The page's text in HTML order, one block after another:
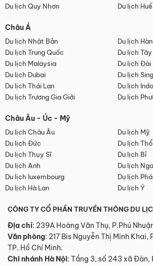
Du lịch Quy Nhơn
Du lịch Huế
Châu Á
Du lịch Nhật Bản
Du lịch
Du lịch Trung Quốc
Du lịch
Du lịch Malaysia
Du lịch Đài
Du lịch Dubai
Du lịch
Du lịch Thái Lan
Du lịch
Du lịch Trương Gia Giới
Du lịch
Châu Âu - Úc - Mỹ
Du lịch Châu Âu
Du lịch Mỹ
Du lịch Đức
Du lịch
Du lịch Thụy Sĩ
Du lịch Bỉ
Du lịch Anh
Du lịch Nga
Du lịch luxembourg
Du lịch
Du lịch Hà Lan
Du lịch Ý
CÔNG TY CỔ PHẦN TRUYỀN THÔNG DU
Địa chỉ: 239A Hoàng Văn Thụ, P.Phú
Văn phòng: 217 Bis Nguyễn Thị Minh Khai,
TP. Hồ Chí Minh.
Chi nhánh Hà Nội: Tầng 3, số 243 xã Đàn,